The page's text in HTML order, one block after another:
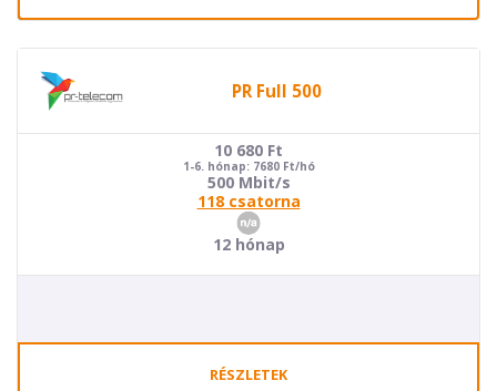
PR Full 500
10 680 Ft
1-6. hónap: 7680 Ft/hó
500 Mbit/s
118 csatorna
12 hónap
RÉSZLETEK